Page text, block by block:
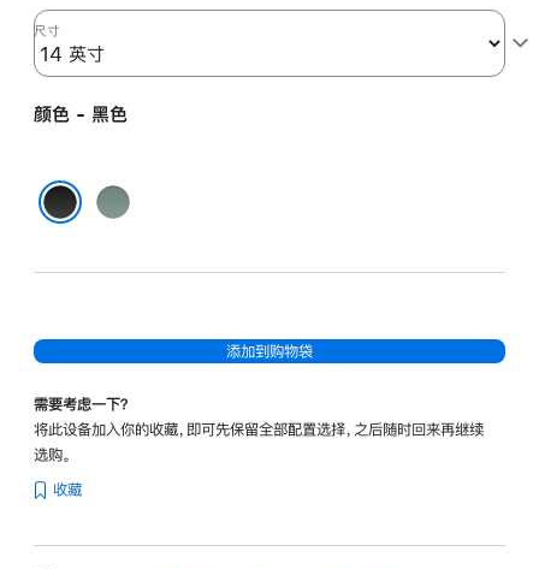
尺寸
颜色 - 黑色
绿
添加到购物袋
需要考虑一下？
将此设备加入你的收藏，即可先保留全部配置选择，之后随时回来再继续
选购。
收藏